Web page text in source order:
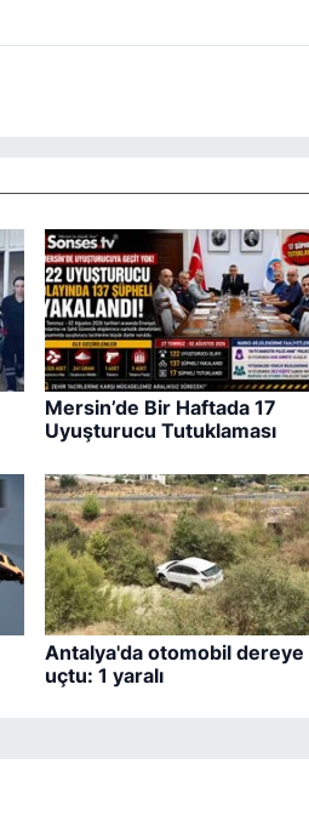
Mersin’de Bir Haftada 17
Uyuşturucu Tutuklaması
Antalya'da otomobil dereye
uçtu: 1 yaralı